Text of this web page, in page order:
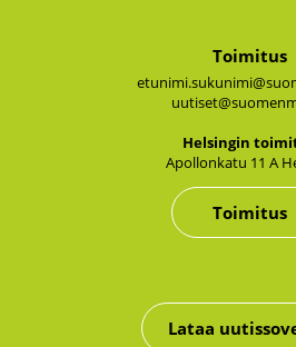
Toimitus
Hel­sin­gin
Apol­lon­ka­tu 11 A
Toimitus
Lataa